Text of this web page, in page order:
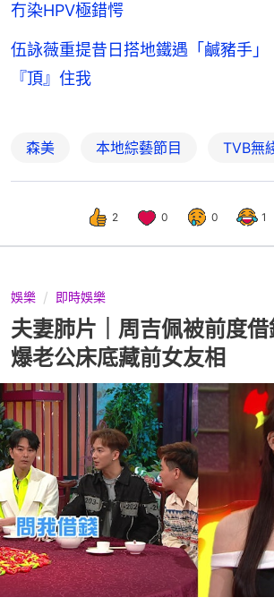
冇染HPV極錯愕
伍詠薇重提昔日搭地鐵遇「鹹豬手」
『頂』住我
森美 本地綜藝節目 TVB無
2 0 0 1
娛樂 即時娛樂
夫妻肺片｜周吉佩被前度
爆老公床底藏前女友相